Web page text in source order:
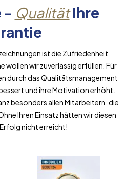
- QualitätIhre
ist die Zufriedenheit
wollen wir zuverlässig erfüllen. Für
durch das Qualitätsmanagement
und ihre Motivation erhöht.
besonders allen Mitarbeitern, die
Ihren Einsatz hätten wir diesen
nicht erreicht!